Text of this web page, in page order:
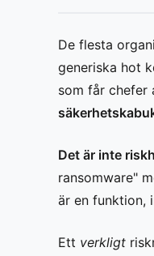
De flesta
generiska hot
som får chefer
Det är inte
ransomware"
är en funktion,
Ett verkligt